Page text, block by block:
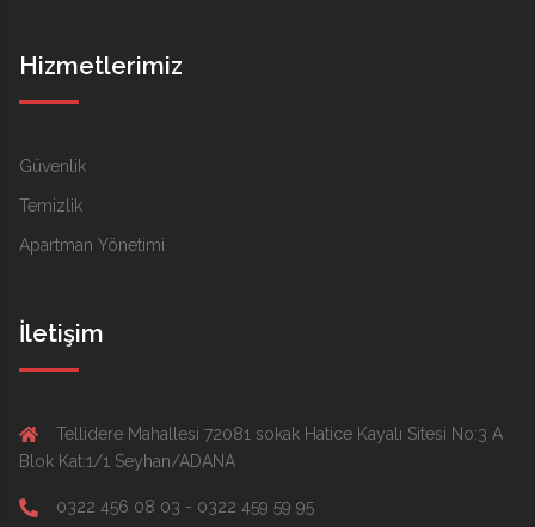
Hizmetlerimiz
Güvenlik
Temizlik
Apartman Yönetimi
İletişim
Tellidere Mahallesi 72081 sokak Hatice Kayalı Sitesi No:3 A
Blok Kat:1/1 Seyhan/ADANA
0322 456 08 03 - 0322 459 59 95